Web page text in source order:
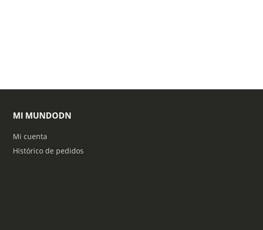
MI MUNDODN
Mi cuenta
Histórico de pedidos